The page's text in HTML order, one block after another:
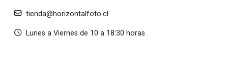
tienda@horizontalfoto.cl
Lunes a Viernes de 10 a 18:30 horas